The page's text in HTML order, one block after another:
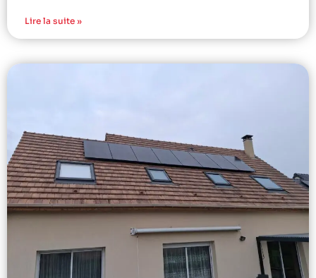
Lire la suite »